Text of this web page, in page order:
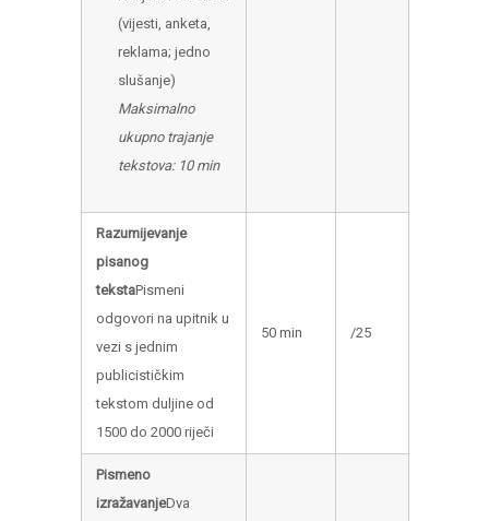
(vijesti, anketa,
reklama; jedno
slušanje)
Maksimalno
ukupno trajanje
tekstova: 10 min
Razumijevanje
pisanog
tekstaPismeni
odgovori na upitnik u
vezi s jednim
publicističkim
tekstom duljine od
1500 do 2000 riječi
50 min /25
Pismeno
izražavanjeDva